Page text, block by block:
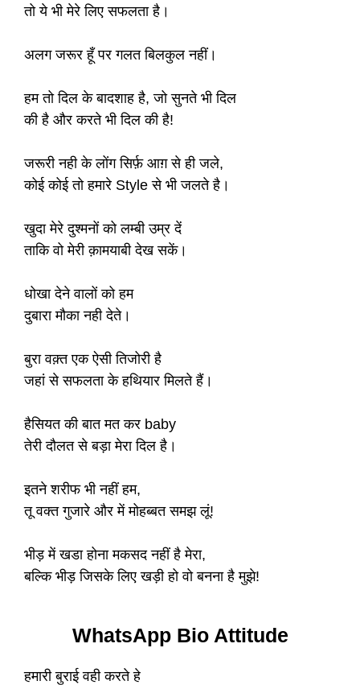
तो ये भी मेरे लिए सफलता है।
अलग जरूर हूँ पर गलत बिलकुल नहीं।
हम तो दिल के बादशाह है, जो सुनते भी दिल
की है और करते भी दिल की है!
जरूरी नही के लोंग सिर्फ़ आग़ से ही जले,
कोई कोई तो हमारे Style से भी जलते है।
खुदा मेरे दुश्मनों को लम्बी उम्र दें
ताकि वो मेरी क़ामयाबी देख सकें।
धोखा देने वालों को हम
दुबारा मौका नही देते।
बुरा वक़्त एक ऐसी तिजोरी है
जहां से सफलता के हथियार मिलते हैं।
हैसियत की बात मत कर baby
तेरी दौलत से बड़ा मेरा दिल है।
इतने शरीफ भी नहीं हम,
तू वक्त गुजारे और में मोहब्बत समझ लूं!
भीड़ में खडा होना मकसद नहीं है मेरा,
बल्कि भीड़ जिसके लिए खड़ी हो वो बनना है मुझे!
WhatsApp Bio Attitude
हमारी बुराई वही करते हे